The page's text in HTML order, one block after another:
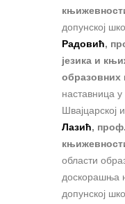
допунској
Радовић,
језика и
образовних
наставница у
Швајцарској и
Лазић,
области
доскорашња
допунској